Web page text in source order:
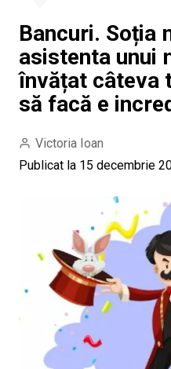
Bancuri. Soția
asistenta unui
învățat câteva
să facă e
Victoria Ioan
Publicat la 15 decembrie